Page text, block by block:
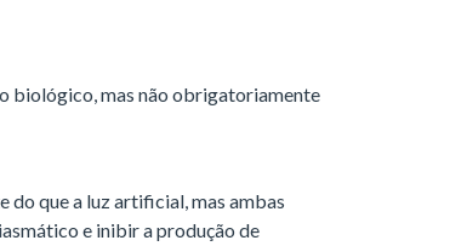
biológico, mas não obrigatoriamente
do que a luz artificial, mas ambas
e inibir a produção de